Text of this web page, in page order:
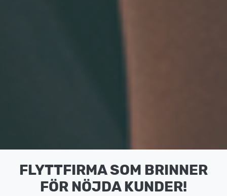
FLYTTFIRMA SOM BRINNER
FÖR NÖJDA KUNDER!